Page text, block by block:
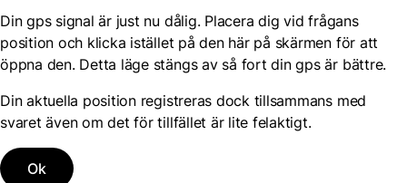
Din gps signal är just nu dålig. Placera dig vid frågans
position och klicka istället på den här på skärmen för att
öppna den. Detta läge stängs av så fort din gps är bättre.
Din aktuella position registreras dock tillsammans med
svaret även om det för tillfället är lite felaktigt.
Ok